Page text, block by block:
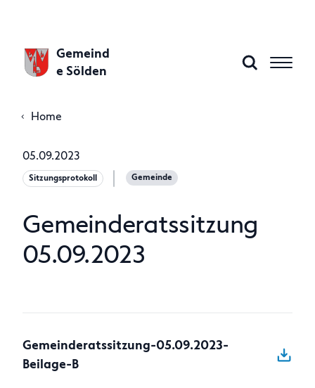
Gemeind
e Sölden
Aktuelles
Gemeindeamt
Anfragen
Home
05.09.2023
Sitzungsprotokoll Gemeinde
Gemeinderatssitzung
05.09.2023
Gemeinderatssitzung-05.09.2023-
Beilage-B